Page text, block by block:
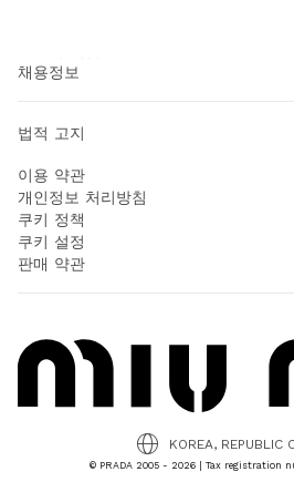
채용정보
법적 고지
이용 약관
개인정보 처리방침
쿠키 정책
쿠키 설정
판매 약관
© PRADA 2005 - 2026 | Tax registration
KOREA, REPUBLIC